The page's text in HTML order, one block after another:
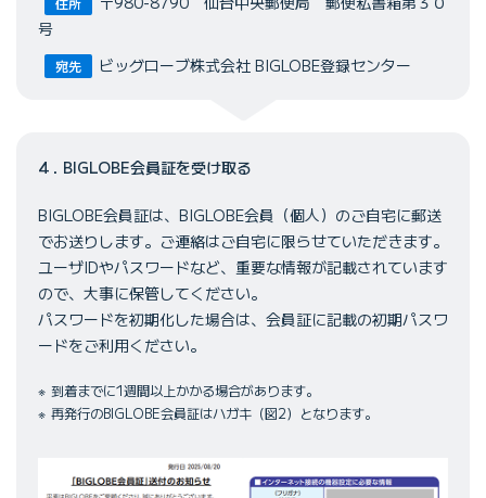
号
宛先 ビッグローブ株式会社 BIGLOBE登録センター
4．BIGLOBE会員証を受け取る
BIGLOBE会員証は、BIGLOBE会員（個人）のご自宅に郵送
でお送りします。ご連絡はご自宅に限らせていただきます。
ユーザIDやパスワードなど、重要な情報が記載されています
ので、大事に保管してください。
パスワードを初期化した場合は、会員証に記載の初期パスワ
ードをご利用ください。
到着までに1週間以上かかる場合があります。
再発行のBIGLOBE会員証はハガキ（図2）となります。